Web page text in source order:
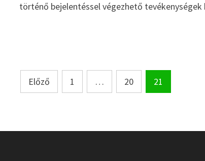
történő bejelentéssel végezhető
Bejegyzések
lapozása
Előző 1 … 20 21